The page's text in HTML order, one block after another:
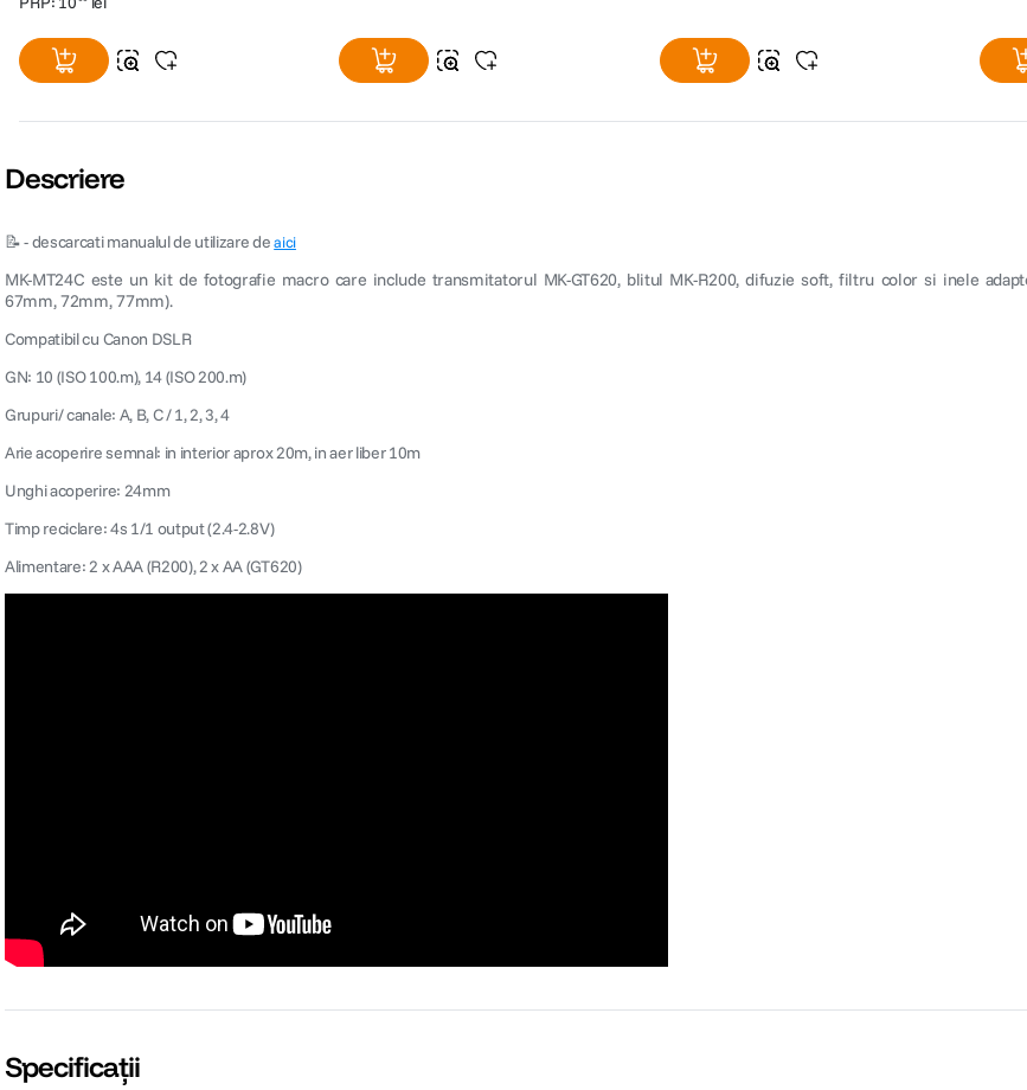
Descriere
📝 - descarcati manualul de utilizare deaici
MK-MT24C este un kit de fotografie macro care include transmitatorul MK-GT620, blitul MK-R200, difuzie soft, filtru color si inele
67mm, 72mm, 77mm).
Compatibil cu Canon DSLR
GN: 10 (ISO 100.m), 14 (ISO 200.m)
Grupuri/ canale: A, B, C / 1, 2, 3, 4
Arie acoperire semnal: in interior aprox 20m, in aer liber 10m
Unghi acoperire: 24mm
Timp reciclare: 4s 1/1 output (2.4-2.8V)
Alimentare: 2 x AAA (R200), 2 x AA (GT620)
Specificații